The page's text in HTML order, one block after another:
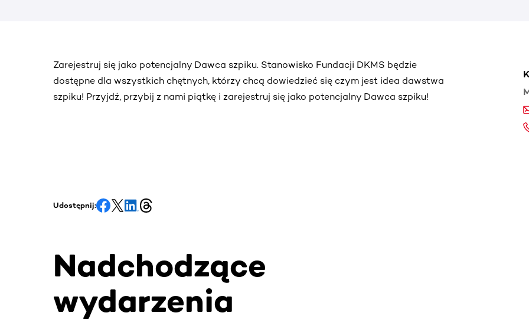
Zarejestruj się jako potencjalny Dawca szpiku. Stanowisko Fundacji DKMS będzie
dostępne dla wszystkich chętnych, którzy chcą dowiedzieć się czym jest idea dawstwa
szpiku! Przyjdź, przybij z nami piątkę i zarejestruj się jako potencjalny Dawca szpiku!
Udostępnij:
Nadchodzące
wydarzenia